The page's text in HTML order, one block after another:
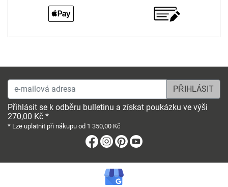
e-mailová adresa
Přihlásit se k odběru bulletinu a získat poukázku ve výši
270,00 Kč *
* Lze uplatnit při nákupu od 1 350,00 Kč
Facebook
Instagram
Pinterest